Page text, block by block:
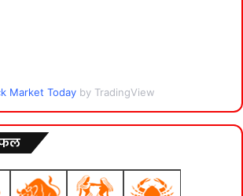
Market Today by TradingView